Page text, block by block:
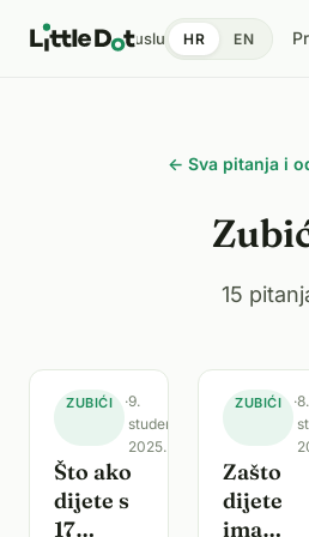
Doktori Pronađi uslugu USKORO Cijene
HR EN
← Sva pitanja i
15
ZUBIĆI ·9.
studenoga
2025.
Što ako
dijete s
17
ZUBIĆI ·8.
Zašto
dijete
ima